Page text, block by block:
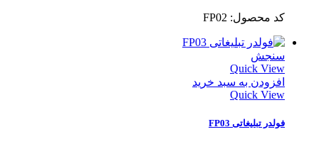
کد محصول: FP02
سنجش
Quick View
افزودن به سبد خرید
Quick View
فولدر تبلیغاتی FP03